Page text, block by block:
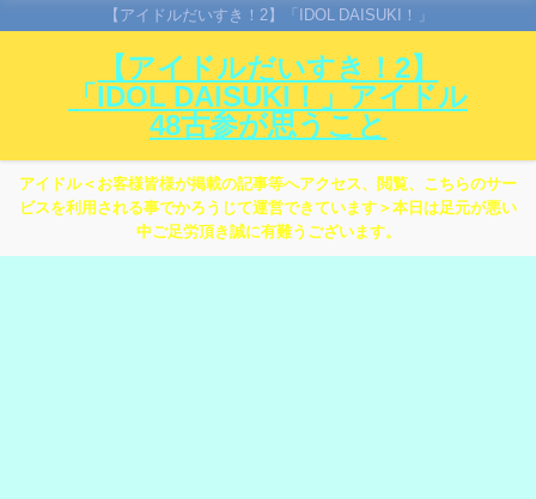
【アイドルだいすき！2】「IDOL DAISUKI！」
【アイドルだいすき！2】
「IDOL DAISUKI！」アイドル
48古参が思うこと
アイドル＜お客様皆様が掲載の記事等へアクセス、閲覧、こちらのサー
ビスを利用される事でかろうじて運営できています＞本日は足元が悪い
中ご足労頂き誠に有難うございます。